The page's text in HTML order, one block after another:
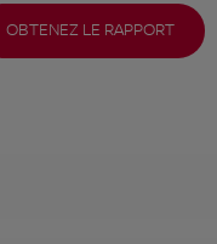
OBTENEZ LE RAPPORT